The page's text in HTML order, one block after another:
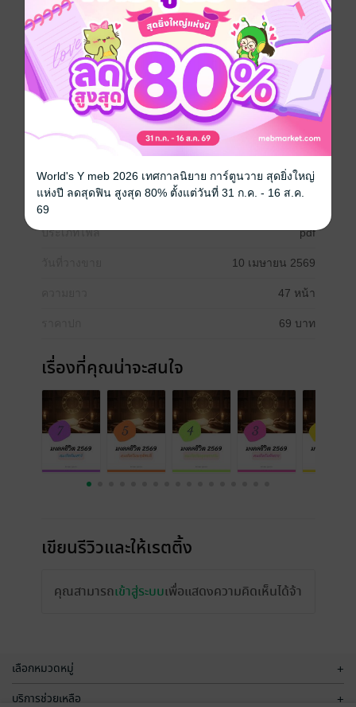
ทุกข์ และเสริมสร้างสุขด้วยแรงศรัทธา หนังสือเล่มนี้อาจ
ไม่ได้ให้เพียง "คำอธิษฐาน" สำหรับท่องจำเท่านั้น แต่กำลัง
ชวนให้ผู้อ่านได้กลับมามองเห็น "พลังของจิตใจตัวเอง"
อย่างแท้จริง
ในวันที่ชีวิตราบรื่น คำอธิษฐานคือการต่อยอดความดี
ในวันที่ชีวิตติดขัด คำอธิษฐานคือที่พึ่งทางใจ
และในวันที่มืดมนที่สุด คำอธิษฐานอาจเป็นแสงเล็กๆ ที่
ทำให้เรายังมีแรงก้าวต่อไป
พุทธศาสนา
ประเภทไฟล์ pdf
10 เมษายน 2569
47 หน้า
69 บาท
เรื่องที่คุณน่าจะสนใจ
เขียนรีวิวและให้เรตติ้ง
คุณสามารถเข้าสู่ระบบเพื่อแสดงความคิดเห็นได้จ้า
เลือกหมวดหมู่ +
บริการช่วยเหลือ +
World's Y meb 2026 เทศกาลนิยาย การ์ตูนวาย สุดยิ่งใหญ่
แห่งปี ลดสุดฟิน สูงสุด 80% ตั้งแต่วันที่ 31 ก.ค. - 16 ส.ค.
69